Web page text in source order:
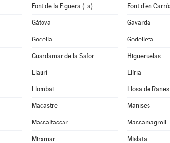
Font de la Figuera (La) Font d'en
Gátova Gavarda
Godella Godelleta
Guardamar de la Safor Higueruelas
Llaurí Llíria
Llombai Llosa de
Macastre Manises
Massalfassar Massamagrell
Miramar Mislata